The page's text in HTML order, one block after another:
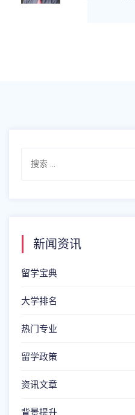
新闻资讯
留学宝典
大学排名
热门专业
留学政策
资讯文章
背景提升